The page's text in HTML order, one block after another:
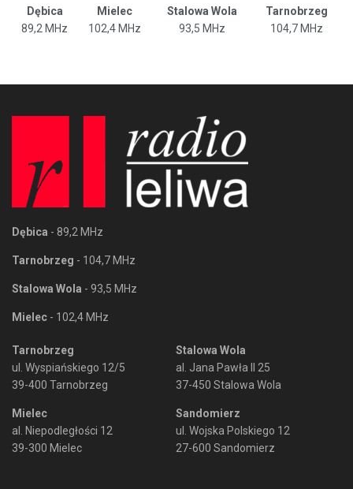
Dębica Mielec Stalowa Wola
Tarnobrzeg
89,2 MHz
102,4 MHz 93,5 MHz 104,7 MHz
Dębica - 89,2 MHz
Tarnobrzeg - 104,7 MHz
Stalowa Wola - 93,5 MHz
Mielec - 102,4 MHz
Tarnobrzeg
ul. Wyspiańskiego 12/5
39-400 Tarnobrzeg
Mielec
al. Niepodległości 12
39-300 Mielec
Stalowa Wola
al. Jana Pawła II 25
37-450 Stalowa Wola
Sandomierz
ul. Wojska Polskiego 12
27-600 Sandomierz